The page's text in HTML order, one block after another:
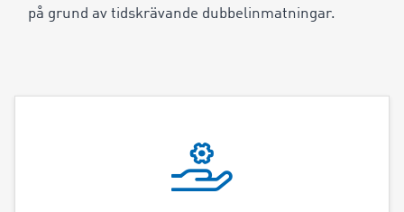
på grund av tidskrävande dubbelinmatningar.